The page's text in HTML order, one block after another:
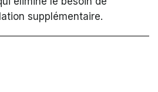
supplémentaire.